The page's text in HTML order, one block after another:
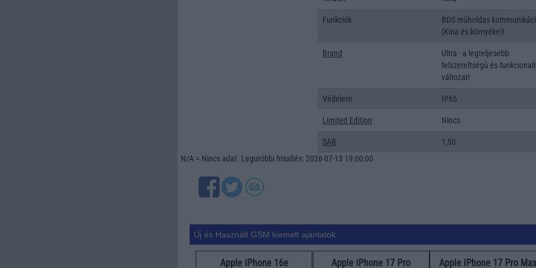
Funkciók
BDS mûholdas
(Kína és környéke)!
Brand
Ultra - a legteljesebb
felszereltségû és
változat!
Védelem IP65
Limited Edition Nincs
SAR
1,50
N/A = Nincs adat. Legutóbbi frissítés: 2026-07-13 19:00:00
Új és Használt GSM kiemelt ajánlatok
Apple iPhone 16e Apple iPhone 17 Pro Apple iPhone 17 Pro Max